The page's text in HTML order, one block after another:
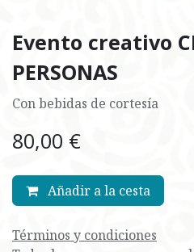
Evento creativo
PERSONAS
Con bebidas de cortesía
80,00 €
Añadir a la cesta
Términos y condiciones